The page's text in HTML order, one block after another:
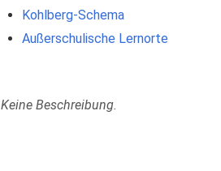
Kohlberg-Schema
Außerschulische Lernorte
Keine Beschreibung.